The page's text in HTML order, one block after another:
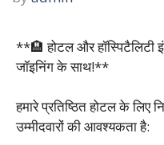
**🏨 होटल और हॉस्पिटैलिटी
जॉइनिंग के साथ!**
हमारे प्रतिष्ठित होटल के लिए
उम्मीदवारों की आवश्यकता है: